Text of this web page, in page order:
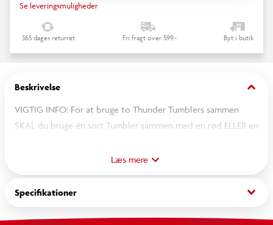
Se leveringsmuligheder
365 dages returret Fri fragt over 599,- Byt i butik
Beskrivelse keyboard_arrow_down
VIGTIG INFO: For at bruge to Thunder Tumblers sammen
SKAL du bruge én sort Tumbler sammen med en rød ELLER en
sammen ligesom du heller ikke kan sætte Tumblere med
samme farve sammen. Bilen bruger 4x AA batterier og 1 9V
batteri (ikke inkluderet)
KØR RÆS MED STIL: Kør ræs med stil i din Sharper Image
Læs mere
Specifikationer keyboard_arrow_down